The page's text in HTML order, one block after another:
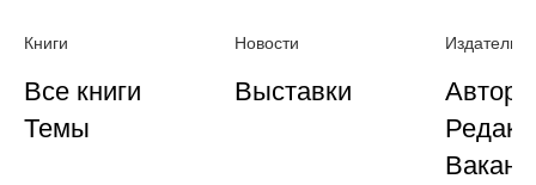
Книги
Все книги
Темы
Новости
Выставки